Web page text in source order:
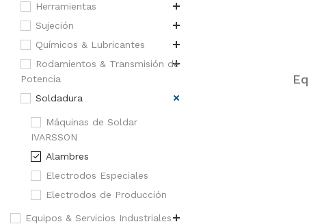
Herramientas
Sujeción
Químicos & Lubricantes
Rodamientos & Transmisión de
Potencia
Soldadura
Máquinas de Soldar
IVARSSON
Alambres
Electrodos Especiales
Electrodos de Producción
Equipos & Servicios Industriales